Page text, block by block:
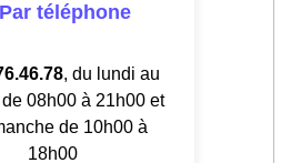
téléphone
, du lundi au
08h00 à 21h00 et
de 10h00 à
18h00